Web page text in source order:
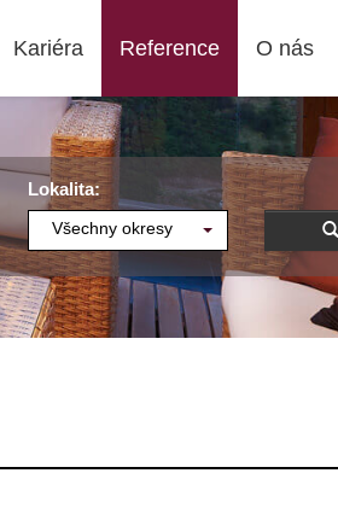
Kariéra Reference O nás
Lokalita:
Všechny okresy